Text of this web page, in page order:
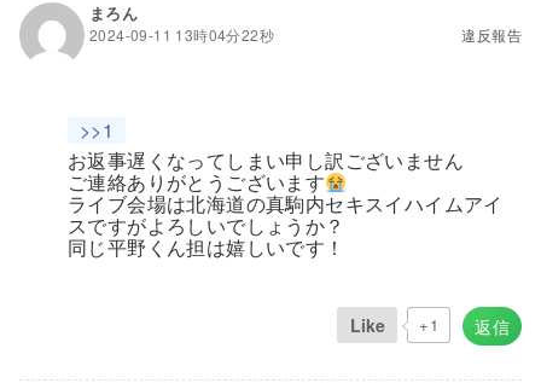
まろん
2024-09-11 13時04分22秒 違反報告
>>1
お返事遅くなってしまい申し訳ございません
ご連絡ありがとうございます
ライブ会場は北海道の真駒内セキスイハイムアイ
スですがよろしいでしょうか？
同じ平野くん担は嬉しいです！
返信
Like +1